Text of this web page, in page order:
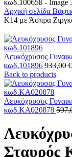
Αρχική σελίδα
Κ14 με Άσπρα
Λευκόχρυσος
κωδ.101896 933,00€
Back to products
Λευκόχρυσος
κωδ.ΚΑ020878
Σταυρός